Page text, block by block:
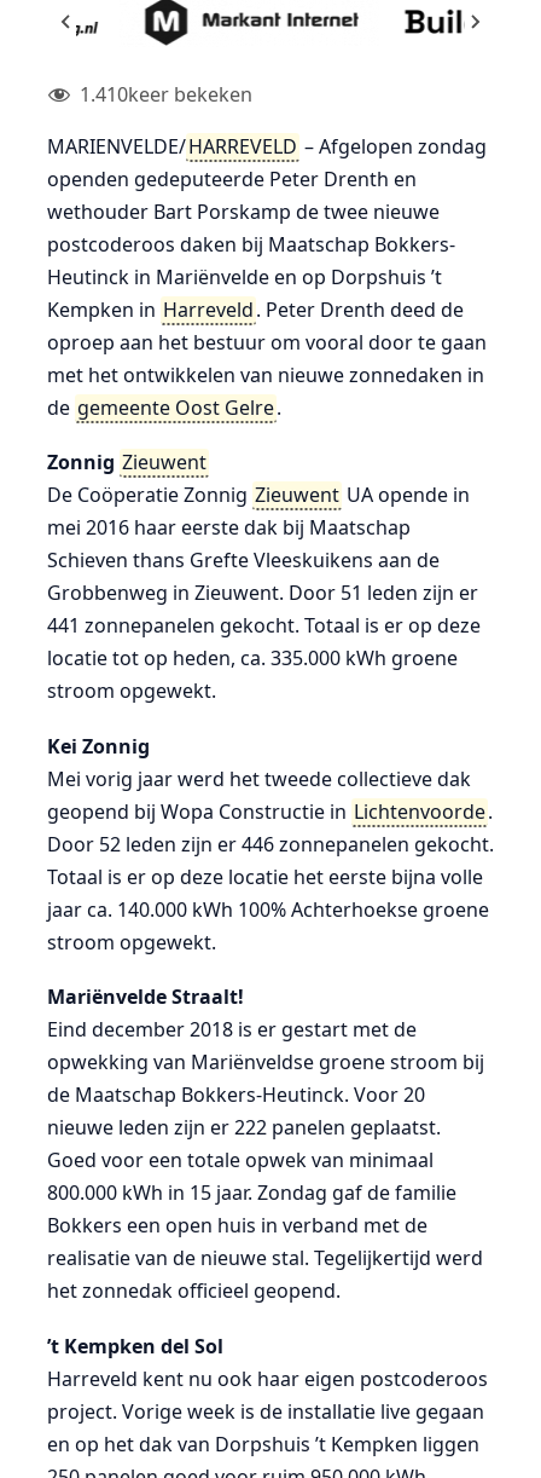
1.410keer bekeken
MARIENVELDE/HARREVELD – Afgelopen zondag
openden gedeputeerde Peter Drenth en
wethouder Bart Porskamp de twee nieuwe
postcoderoos daken bij Maatschap Bokkers-
Heutinck in Mariënvelde en op Dorpshuis ’t
Kempken in Harreveld. Peter Drenth deed de
oproep aan het bestuur om vooral door te gaan
met het ontwikkelen van nieuwe zonnedaken in
de gemeente Oost Gelre.
Zonnig Zieuwent
De Coöperatie Zonnig Zieuwent UA opende in
mei 2016 haar eerste dak bij Maatschap
Schieven thans Grefte Vleeskuikens aan de
Grobbenweg in Zieuwent. Door 51 leden zijn er
441 zonnepanelen gekocht. Totaal is er op deze
locatie tot op heden, ca. 335.000 kWh groene
stroom opgewekt.
Kei Zonnig
Mei vorig jaar werd het tweede collectieve dak
geopend bij Wopa Constructie in Lichtenvoorde.
Door 52 leden zijn er 446 zonnepanelen gekocht.
Totaal is er op deze locatie het eerste bijna volle
jaar ca. 140.000 kWh 100% Achterhoekse groene
stroom opgewekt.
Mariënvelde Straalt!
Eind december 2018 is er gestart met de
opwekking van Mariënveldse groene stroom bij
de Maatschap Bokkers-Heutinck. Voor 20
nieuwe leden zijn er 222 panelen geplaatst.
Goed voor een totale opwek van minimaal
800.000 kWh in 15 jaar. Zondag gaf de familie
Bokkers een open huis in verband met de
realisatie van de nieuwe stal. Tegelijkertijd werd
het zonnedak officieel geopend.
’t Kempken del Sol
Harreveld kent nu ook haar eigen postcoderoos
project. Vorige week is de installatie live gegaan
en op het dak van Dorpshuis ’t Kempken liggen